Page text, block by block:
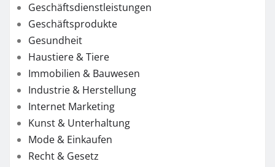
Geschäftsdienstleistungen
Geschäftsprodukte
Gesundheit
Haustiere & Tiere
Immobilien & Bauwesen
Industrie & Herstellung
Internet Marketing
Kunst & Unterhaltung
Mode & Einkaufen
Recht & Gesetz